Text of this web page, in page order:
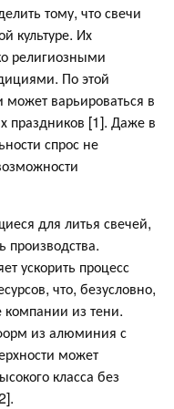
тому, что свечи
культуре. Их
религиозными
По этой
варьироваться в
праздников [1]. Даже в
спрос не
для литья свечей,
производства.
ускорить процесс
что, безусловно,
из тени.
из алюминия с
может
класса без